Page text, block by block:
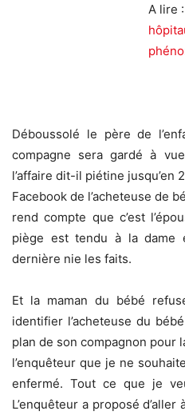
A lire :
Déboussolé le père de
compagne sera gardé à
l’affaire dit-il piétine jusqu’en
Facebook de l’acheteuse de
rend compte que c’est
piège est tendu à la dame
dernière nie les faits.
Et la maman du bébé
identifier l’acheteuse du
plan de son compagnon pour
l’enquêteur que je ne
enfermé. Tout ce que je
L’enquêteur a proposé